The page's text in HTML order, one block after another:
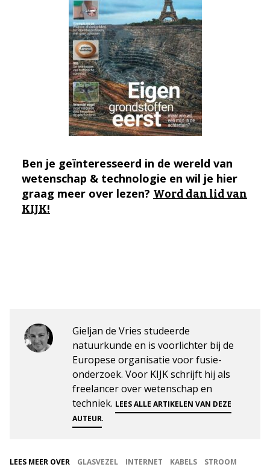
Ben je geïnteresseerd in de wereld van
wetenschap & technologie en wil je hier
graag meer over lezen? Word dan lid van
KIJK!
Gieljan de Vries studeerde
natuurkunde en is voorlichter bij de
Europese organisatie voor fusie-
onderzoek. Voor KIJK schrijft hij als
freelancer over wetenschap en
techniek. LEES ALLE ARTIKELEN VAN DEZE
AUTEUR.
LEES MEER OVER GLASVEZEL INTERNET KABELS
STROOM